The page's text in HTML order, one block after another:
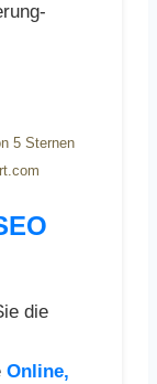
5Sternen
die
Online,